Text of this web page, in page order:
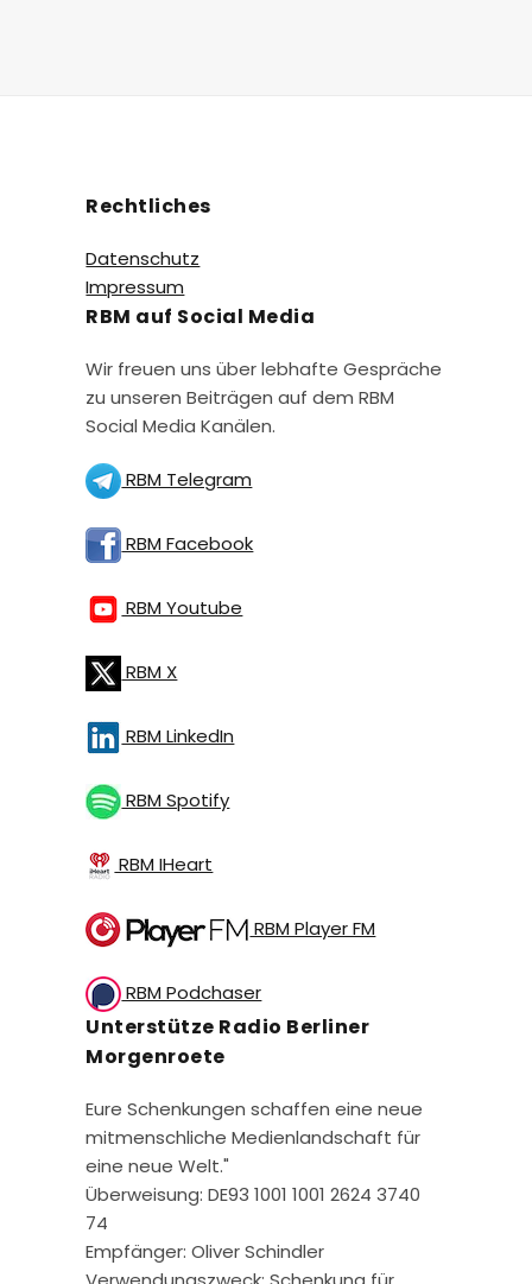
Rechtliches
Datenschutz
Impressum
RBM auf Social Media
Wir freuen uns über lebhafte Gespräche
zu unseren Beiträgen auf dem RBM
Social Media Kanälen.
RBM Telegram
RBM Facebook
RBM Youtube
RBM X
RBM LinkedIn
RBM Spotify
RBM IHeart
RBM Player FM
RBM Podchaser
Unterstütze Radio Berliner
Morgenroete
Eure Schenkungen schaffen eine neue
mitmenschliche Medienlandschaft für
eine neue Welt."
Überweisung: DE93 1001 1001 2624 3740
74
Empfänger: Oliver Schindler